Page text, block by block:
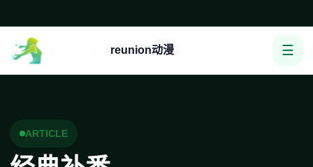
reunion动漫 ☰
ARTICLE